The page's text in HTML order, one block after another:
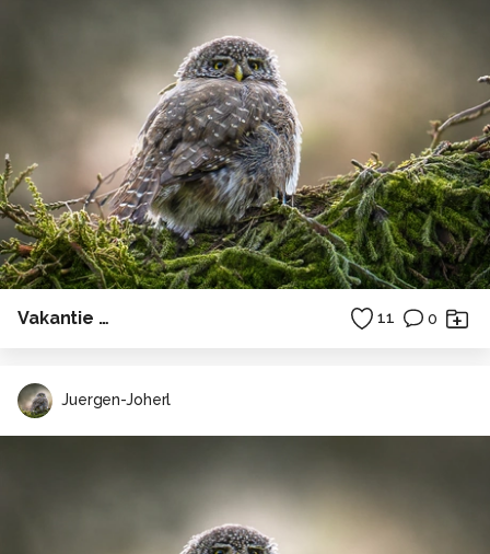
Vakantie … 11 0
Juergen-Joherl